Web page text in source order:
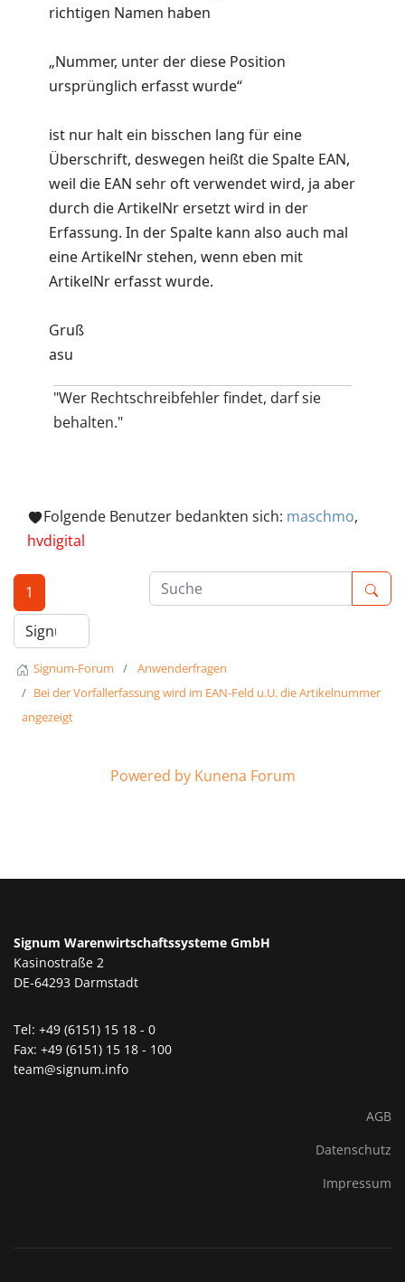
richtigen Namen haben
„Nummer, unter der diese Position
ursprünglich erfasst wurde“
ist nur halt ein bisschen lang für eine
Überschrift, deswegen heißt die Spalte EAN,
weil die EAN sehr oft verwendet wird, ja aber
durch die ArtikelNr ersetzt wird in der
Erfassung. In der Spalte kann also auch mal
eine ArtikelNr stehen, wenn eben mit
ArtikelNr erfasst wurde.
Gruß
asu
"Wer Rechtschreibfehler findet, darf sie
behalten."
Folgende Benutzer bedankten sich: maschmo,
hvdigital
1
Signum-Forum
Anwenderfragen
Bei der Vorfallerfassung wird im EAN-Feld u.U. die Artikelnummer
angezeigt
Powered by Kunena Forum
Signum Warenwirtschaftssysteme GmbH
Kasinostraße 2
DE-64293 Darmstadt
Tel: +49 (6151) 15 18 - 0
Fax: +49 (6151) 15 18 - 100
team@signum.info
AGB
Datenschutz
Impressum